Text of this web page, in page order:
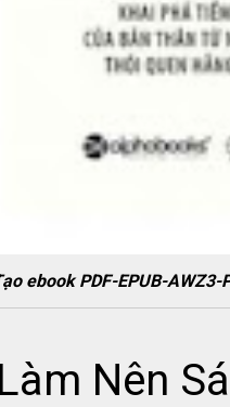
ebook PDF-EPUB-AWZ3-
Nên